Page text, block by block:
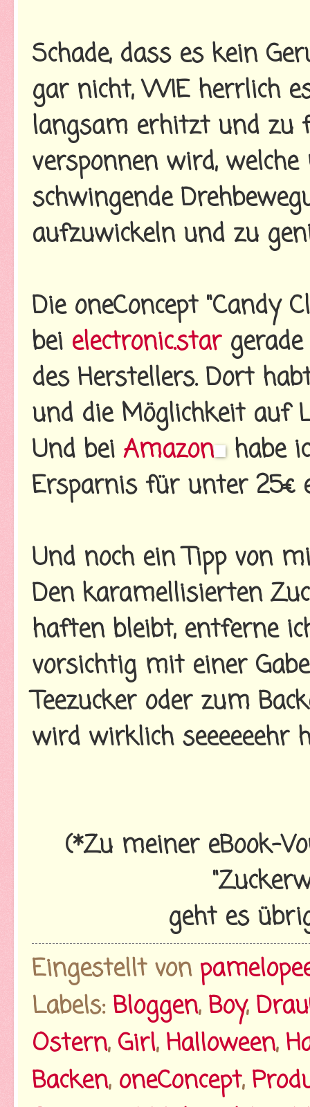
Schade, dass es kein
gar nicht, WIE herrlich
langsam erhitzt und zu
versponnen wird,
schwingende
aufzuwickeln und zu
Die oneConcept "Candy
bei electronic.stargerade
des Herstellers. Dort
und die Möglichkeit auf
Und bei Amazon habe
für unter 25€ entdeckt!
Und noch ein Tipp von
Den karamellisierten
haften bleibt, entferne
vorsichtig mit einer
Teezucker oder zum
wird wirklich seeeeeehr
(*Zu meiner eBook-
geht es
Eingestellt von
Labels: Bloggen, Boy,
Ostern, Girl, Halloween,
Backen, oneConcept,